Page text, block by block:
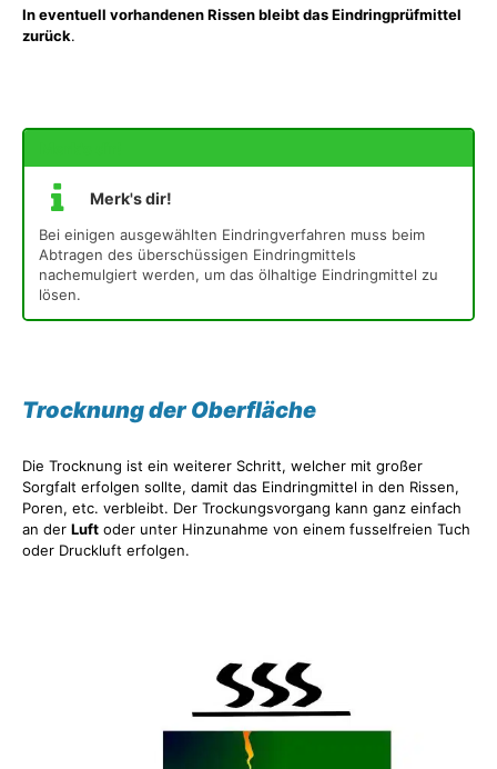
In eventuell vorhandenen Rissen bleibt das Eindringprüfmittel
zurück.
Merk's dir!
Bei einigen ausgewählten Eindringverfahren muss beim
Abtragen des überschüssigen Eindringmittels
nachemulgiert werden, um das ölhaltige Eindringmittel zu
lösen.
Trocknung der Oberfläche
Die Trocknung ist ein weiterer Schritt, welcher mit großer
Sorgfalt erfolgen sollte, damit das Eindringmittel in den Rissen,
Poren, etc. verbleibt. Der Trockungsvorgang kann ganz einfach
an der Luft oder unter Hinzunahme von einem fusselfreien Tuch
oder Druckluft erfolgen.